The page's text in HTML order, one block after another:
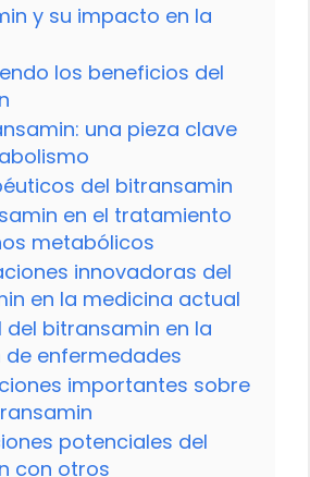
y su impacto en la
los beneficios del
una pieza clave
del bitransamin
en el tratamiento
metabólicos
innovadoras del
en la medicina actual
del bitransamin en la
de enfermedades
importantes sobre
potenciales del
con otros